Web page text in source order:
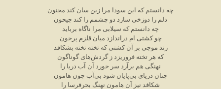
چه دانستم که این سودا مرا زین سان کند مجنون
دلم را دوزخی سازد دو چشمم را کند جیحون
چه دانستم که سیلابی مرا ناگاه برباید
چو کشتی ام دراندازد میان قلزم پرخون
زند موجی بر آن کشتی که تخته تخته بشکافد
که هر تخته فروریزد ز گردش‌های گوناگون
نهنگی هم برآرد سر خورد آن آب دریا را
چنان دریای بی‌پایان شود بی‌آب چون هامون
شکافد نیز آن هامون نهنگ بحرفرسا را